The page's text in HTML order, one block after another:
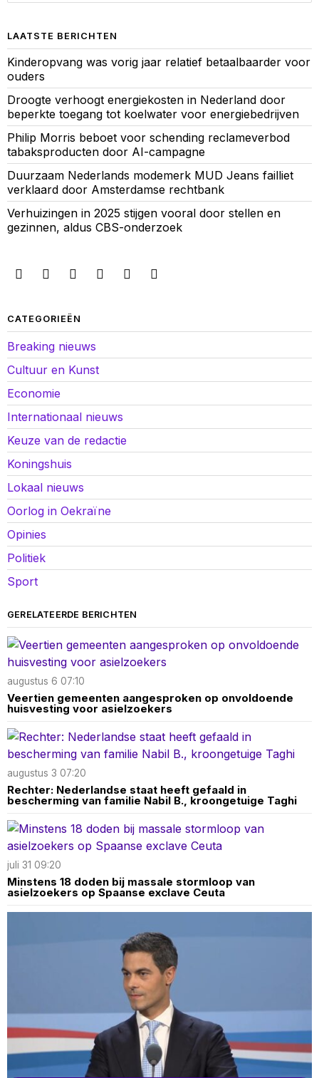
LAATSTE BERICHTEN
Kinderopvang was vorig jaar relatief betaalbaarder voor
ouders
Droogte verhoogt energiekosten in Nederland door
beperkte toegang tot koelwater voor energiebedrijven
Philip Morris beboet voor schending reclameverbod
tabaksproducten door AI-campagne
Duurzaam Nederlands modemerk MUD Jeans failliet
verklaard door Amsterdamse rechtbank
Verhuizingen in 2025 stijgen vooral door stellen en
gezinnen, aldus CBS-onderzoek
CATEGORIEËN
Breaking nieuws
Cultuur en Kunst
Economie
Internationaal nieuws
Keuze van de redactie
Koningshuis
Lokaal nieuws
Oorlog in Oekraïne
Opinies
Politiek
Sport
GERELATEERDE BERICHTEN
augustus 6 07:10
Veertien gemeenten aangesproken op onvoldoende
huisvesting voor asielzoekers
augustus 3 07:20
Rechter: Nederlandse staat heeft gefaald in
bescherming van familie Nabil B., kroongetuige Taghi
juli 31 09:20
Minstens 18 doden bij massale stormloop van
asielzoekers op Spaanse exclave Ceuta